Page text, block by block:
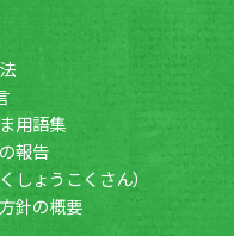
用語集
報告
しょうこくさん）
針の概要